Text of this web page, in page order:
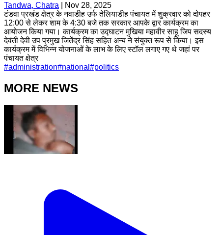
Tandwa, Chatra
Nov 28, 2025
टंडवा प्रखंड क्षेत्र के नवाडीह उर्फ तेलियाडीह पंचायत में शुक्रवार को दोपहर
12:00 से लेकर शाम के 4:30 बजे तक सरकार आपके द्वार कार्यक्रम का
आयोजन किया गया। कार्यक्रम का उद्घाटन मुखिया महावीर साहू जिप सदस्य
देवंती देवी उप प्रमुख जितेंद्र सिंह सहित अन्य ने संयुक्त रूप से किया। इस
कार्यक्रम में विभिन्न योजनाओं के लाभ के लिए स्टॉल लगाए गए थे जहां पर
पंचायत क्षेत्र
#administration#national #politics
MORE NEWS